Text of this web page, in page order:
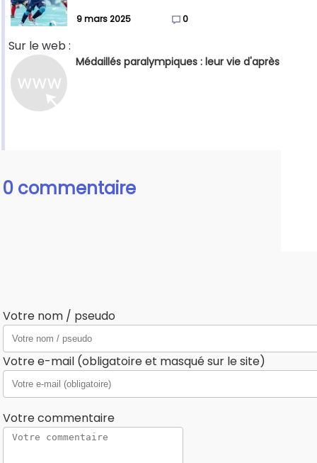
9 mars 2025 0
Sur le web :
Médaillés paralympiques : leur vie d'après
0 commentaire
Votre nom / pseudo
Votre e-mail (obligatoire et masqué sur le site)
Votre commentaire